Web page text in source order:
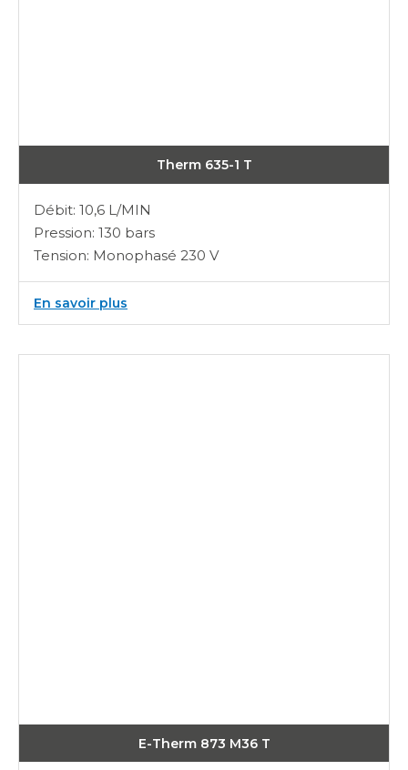
Therm 635-1 T
Débit: 10,6 L/MIN
Pression: 130 bars
Tension: Monophasé 230 V
En savoir plus
Therm
635-
T
E-Therm 873 M36 T